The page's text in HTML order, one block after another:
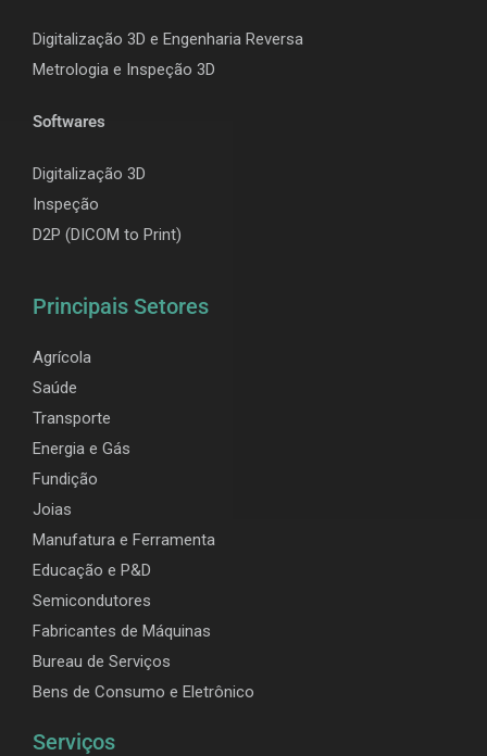
Digitalização 3D e Engenharia Reversa
Metrologia e Inspeção 3D
Softwares
Digitalização 3D
Inspeção
D2P (DICOM to Print)
Principais Setores
Agrícola
Saúde
Transporte
Energia e Gás
Fundição
Joias
Manufatura e Ferramenta
Educação e P&D
Semicondutores
Fabricantes de Máquinas
Bureau de Serviços
Bens de Consumo e Eletrônico
Serviços